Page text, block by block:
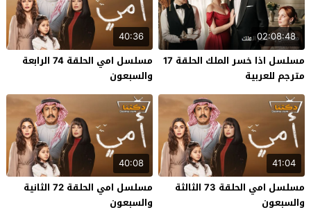
02:08:48
مسلسل اذا خسر الملك الحلقة 17
مترجم للعربية
40:36
مسلسل امي الحلقة 74 الرابعة
والسبعون
41:04
مسلسل امي الحلقة 73 الثالثة
والسبعون
40:08
مسلسل امي الحلقة 72 الثانية
والسبعون